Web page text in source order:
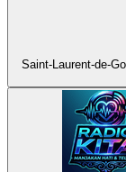
Saint-Laurent-de-